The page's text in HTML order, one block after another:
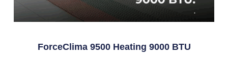
ForceClima 9500 Heating 9000 BTU